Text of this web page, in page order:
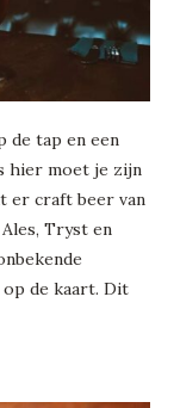
de tap en een
hier moet je zijn
er craft beer van
Tryst en
de kaart. Dit